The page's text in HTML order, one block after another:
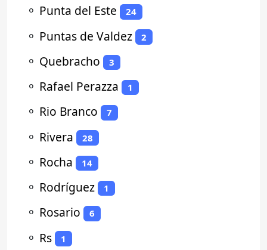
⚬ Punta del Este 24
⚬ Puntas de Valdez 2
⚬ Quebracho 3
⚬ Rafael Perazza 1
⚬ Rio Branco 7
⚬ Rivera 28
⚬ Rocha 14
⚬ Rodríguez 1
⚬ Rosario 6
⚬ Rs 1